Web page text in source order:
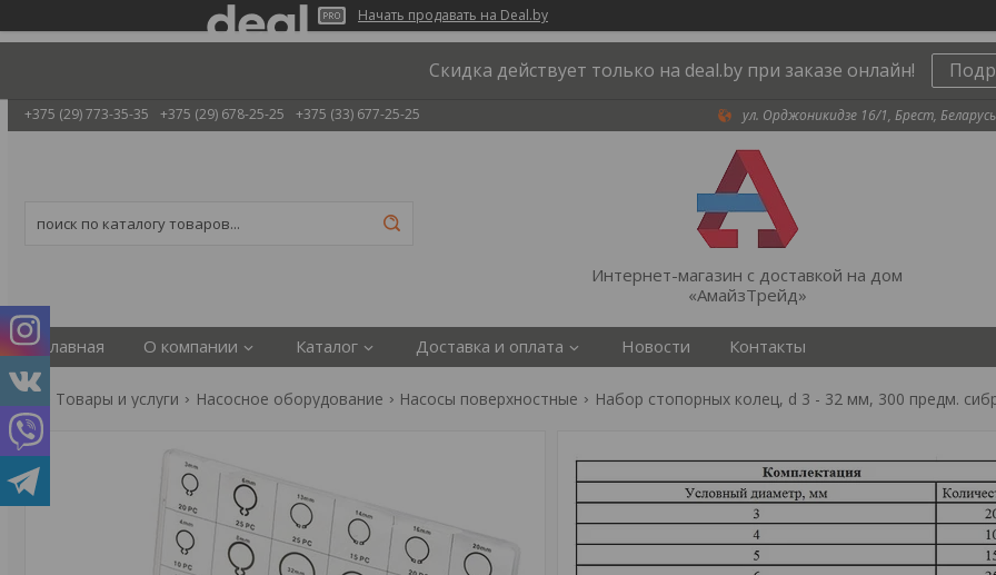
Начать продавать на Deal.by
Скидка действует только на deal.by при заказе онлайн!
+375 (29) 773-35-35 +375 (29) 678-25-25 +375 (33) 677-25-25 ул. Орджоникидзе 16/1, Брест, Беларусь
Интернет-магазин с доставкой на дом
«АмайзТрейд»
Главная О компании Каталог Доставка и оплата Новости Контакты
Товары и услуги Насосное оборудование Насосы поверхностные Набор стопорных колец, d 3 - 32 мм, 300 предм.